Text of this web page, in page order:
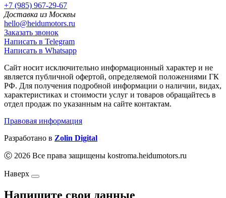
+7 (985) 967-29-67
Доставка из Москвы
hello@heidumotors.ru
Заказать звонок
Написать в Telegram
Написать в Whatsapp
Сайт носит исключительно информационный характер и не
является публичной офертой, определяемой положениями ГК
РФ. Для получения подробной информации о наличии, видах,
характеристиках и стоимости услуг и товаров обращайтесь в
отдел продаж по указанным на сайте контактам.
Правовая информация
Разработано в Zolin Digital
Ⓒ 2026 Все права защищены kostroma.heidumotors.ru
Наверх
Напишите свои данные